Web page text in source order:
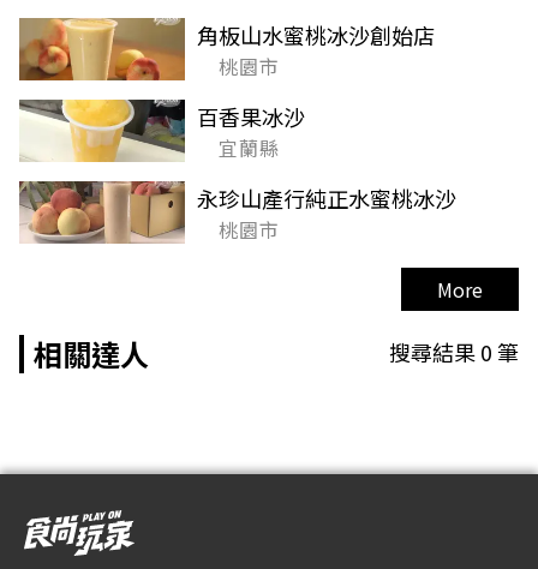
角板山水蜜桃冰沙創始店
桃園市
百香果冰沙
宜蘭縣
永珍山產行純正水蜜桃冰沙
桃園市
More
相關達人 搜尋結果0筆